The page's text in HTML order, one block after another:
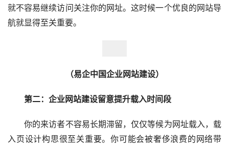
就不容易继续访问关注你的网址。这时候一个优良的网站导
航就显得至关重要。
（易企中国企业网站建设）
第二：企业网站建设留意提升载入时间段
你的来访者不容易长期滞留，仅仅等候为网址载入，载
入页设计构思很至关重要。你可能会被奢侈浪费的网络带